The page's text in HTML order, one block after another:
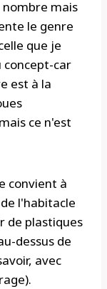
nombre mais
le genre
que je
concept-car
est à la
ce n'est
convient à
l'habitacle
de plastiques
dessus de
avec